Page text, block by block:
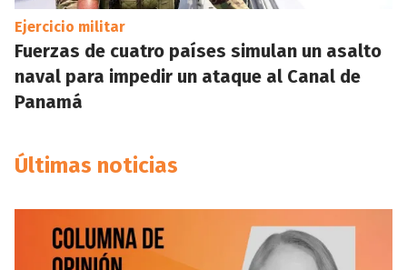
Ejercicio militar
Fuerzas de cuatro países simulan un asalto
naval para impedir un ataque al Canal de
Panamá
Últimas noticias